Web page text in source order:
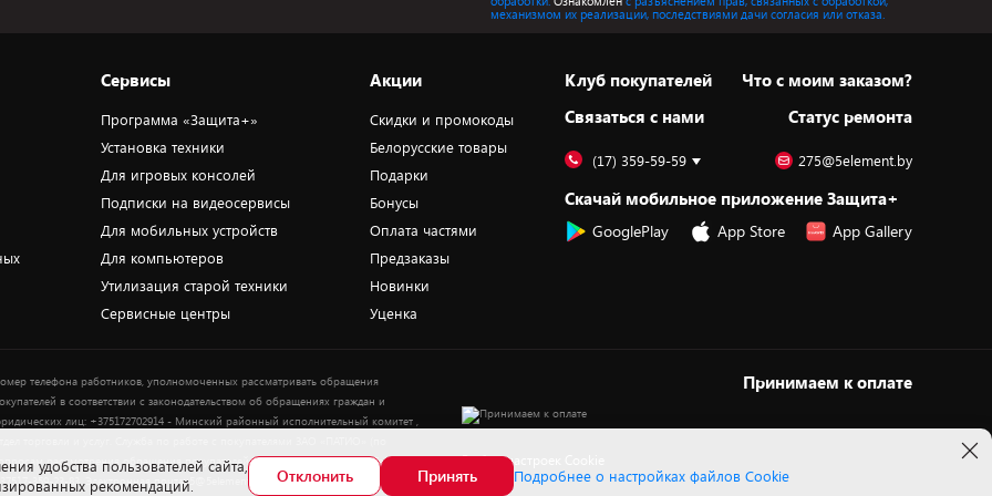
механизмом их реализации, последствиями дачи согласия или отказа.
Сервисы
Программа «Защита+»
Установка техники
Для игровых консолей
Подписки на видеосервисы
Для мобильных устройств
Для компьютеров
Утилизация старой техники
Сервисные центры
Акции
Скидки и промокоды
Белорусские товары
Подарки
Бонусы
Оплата частями
Предзаказы
Новинки
Уценка
Клуб покупателей
Cвязаться с нами
Что с моим заказом?
Статус ремонта
(17) 359-59-59 275@5element.by
Скачай мобильное приложение Защита+
GooglePlay App Store App Gallery
телефона работников, уполномоченных рассматривать обращения
в соответствии с законодательством об обращениях граждан и
лиц: +375172702914 - Минский районный исполнительный комитет ,
рассмотрения обращения покупателей о нарушении их прав): Тел.:
359-23-83. Электронная почта: 5@5element.by
Принимаем к оплате
Выбор настроек Cookie
удобства пользователей сайта,
рекомендаций.
Отклонить Принять Подробнее о настройках файлов Cookie